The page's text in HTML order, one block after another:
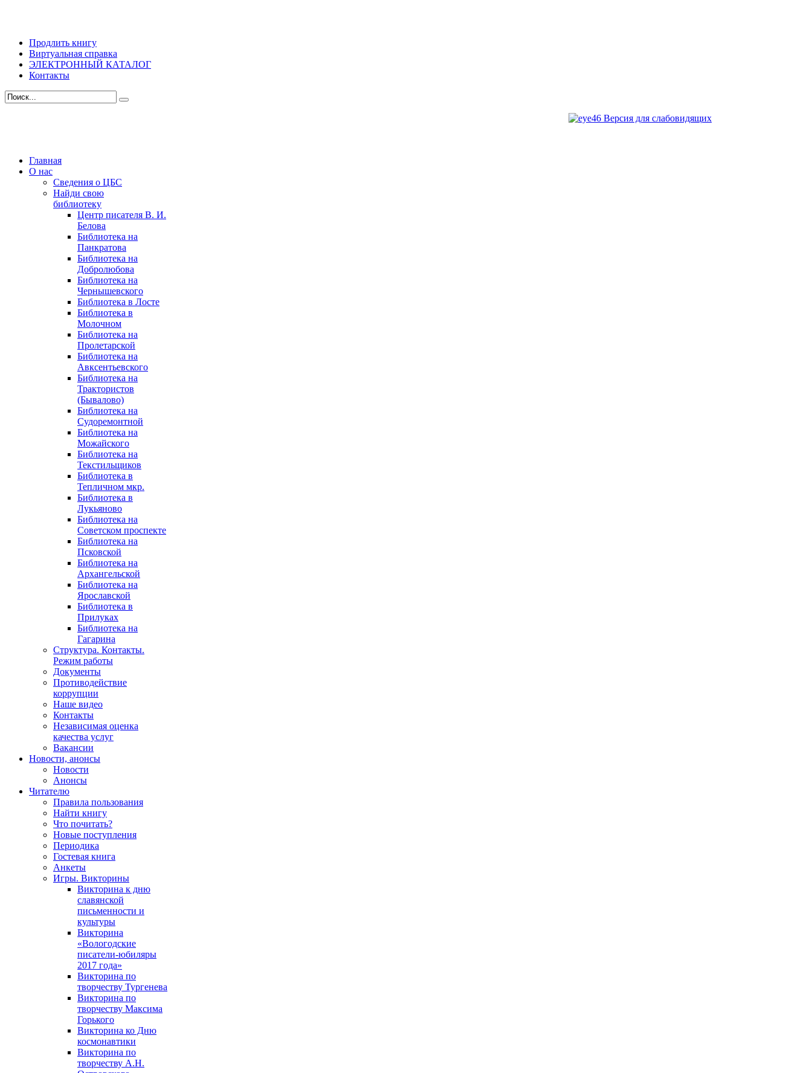
Продлить книгу
Виртуальная справка
ЭЛЕКТРОННЫЙ КАТАЛОГ
Контакты
Версия для слабовидящих
Главная
О нас
Сведения о ЦБС
Найди свою
библиотеку
Центр писателя В. И.
Белова
Библиотека на
Панкратова
Библиотека на
Добролюбова
Библиотека на
Чернышевского
Библиотека в Лосте
Библиотека в
Молочном
Библиотека на
Пролетарской
Библиотека на
Авксентьевского
Библиотека на
Трактористов
(Бывалово)
Библиотека на
Судоремонтной
Библиотека на
Можайского
Библиотека на
Текстильщиков
Библиотека в
Тепличном мкр.
Библиотека в
Лукьяново
Библиотека на
Советском проспекте
Библиотека на
Псковской
Библиотека на
Архангельской
Библиотека на
Ярославской
Библиотека в
Прилуках
Библиотека на
Гагарина
Структура. Контакты.
Режим работы
Документы
Противодействие
коррупции
Наше видео
Контакты
Независимая оценка
качества услуг
Вакансии
Новости, анонсы
Новости
Анонсы
Читателю
Правила пользования
Найти книгу
Что почитать?
Новые поступления
Периодика
Гостевая книга
Анкеты
Игры. Викторины
Викторина к дню
славянской
письменности и
культуры
Викторина
«Вологодские
писатели-юбиляры
2017 года»
Викторина по
творчеству Тургенева
Викторина по
творчеству Максима
Горького
Викторина ко Дню
космонавтики
Викторина по
творчеству А.Н.